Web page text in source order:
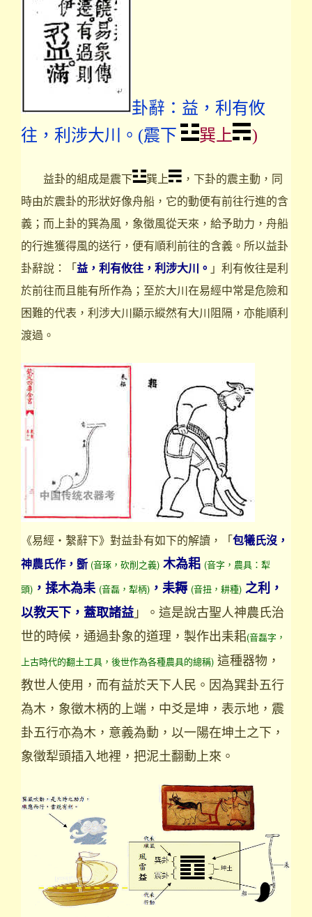
卦辭：益，利有攸
往，利涉大川。(震下
巽上 )
益卦的組成是震下 巽上
，下卦的震主動，同
時由於震卦的形狀好像舟船，它的動便有前往行進的含
義；而上卦的巽為風，象徵風從天來，給予助力，舟船
的行進獲得風的送行，便有順利前往的含義。所以益卦
卦辭說：「益，利有攸往，利涉大川。 」利有攸往是利
於前往而且能有所作為；至於大川在易經中常是危險和
困難的代表，利涉大川顯示縱然有大川阻隔，亦能順利
渡過。
《易經‧繫辭下》對益卦有如下的解讀，「包犧氏沒，
神農氏作，斵 (音琢，砍削之義) 木為耜 (音字，農具：犁
頭) ，揉木為耒 (音磊，犁柄) ，耒耨 (音扭，耕種) 之利，
以教天下，蓋取諸益」。這是說古聖人神農氏治
世的時候，通過卦象的道理，製作出耒耜(音磊字，
上古時代的翻土工具，後世作為各種農具的總稱) 這種器物，
教世人使用，而有益於天下人民。因為巽卦五行
為木，象徵木柄的上端，中爻是坤，表示地，震
卦五行亦為木，意義為動，以一陽在坤土之下，
象徵犁頭插入地裡，把泥土翻動上來。